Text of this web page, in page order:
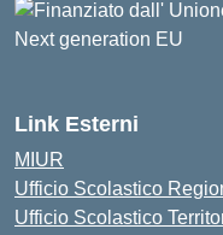
Link Esterni
MIUR
Ufficio Scolastico
Ufficio Scolastico